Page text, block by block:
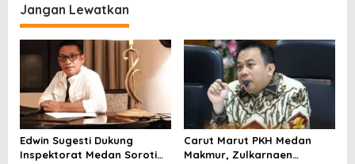
g
a
s
i
p
o
s
Jangan Lewatkan
Edwin Sugesti Dukung
Inspektorat Medan Soroti
Carut Marut PKH Medan
Makmur, Zulkarnaen